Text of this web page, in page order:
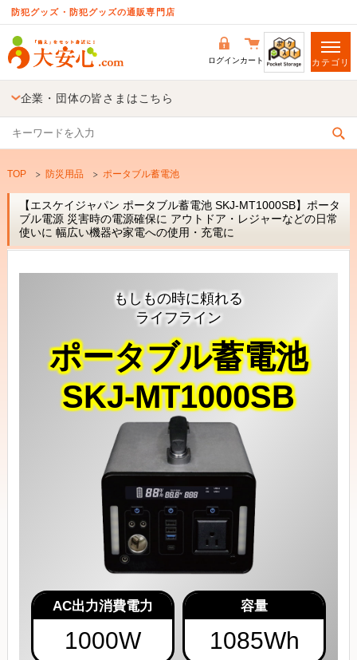
防犯グッズ・防犯グッズの通販専門店
ログインカート カテゴリ
企業・団体の皆さまはこちら
TOP 防災用品 ポータブル蓄電池
【エスケイジャパン ポータブル蓄電池 SKJ-MT1000SB】ポータ
ブル電源 災害時の電源確保に アウトドア・レジャーなどの日常
使いに 幅広い機器や家電への使用・充電に
もしもの時に頼れる
ライフライン
ポータブル蓄電池
SKJ-MT1000SB
AC出力消費電力
1000W
容量
1085Wh